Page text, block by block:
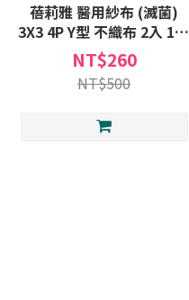
蓓莉雅 醫用紗布 (滅菌)
3X3 4P Y型 不織布 2入 100
包販售 滅菌 醫用 紗布 紗布
塊
NT$260
NT$500